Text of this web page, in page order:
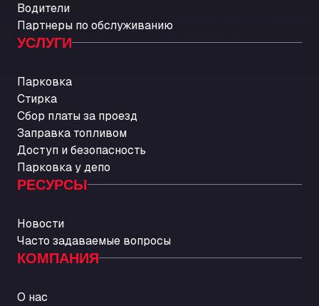
Водители
Партнеры по обслуживанию
УСЛУГИ
Парковка
Стирка
Сбор платы за проезд
Заправка топливом
Доступ и безопасность
Парковка у депо
РЕСУРСЫ
Новости
Часто задаваемые вопросы
КОМПАНИЯ
О нас